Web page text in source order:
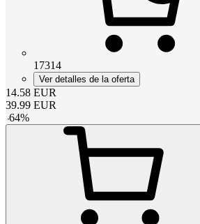
17314
Ver detalles de la oferta
14.58 EUR
39.99 EUR
-64%